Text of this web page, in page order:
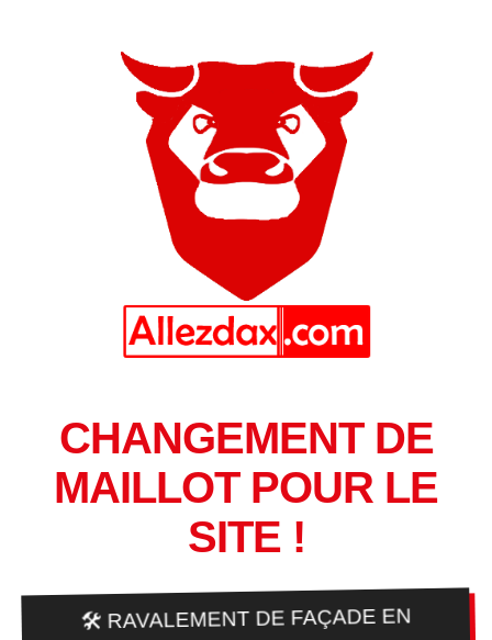
CHANGEMENT DE
MAILLOT POUR LE
SITE !
🛠️ RAVALEMENT DE FAÇADE EN